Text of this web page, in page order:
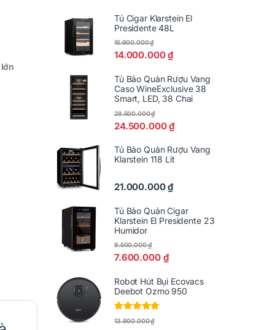
Tủ Cigar Klarstein El
Presidente 48L
14.000.000₫
15.900.000₫
Tủ Bảo Quản Rượu Vang
Caso WineExclusive 38
Smart, LED, 38 Chai
24.500.000₫
28.500.000₫
Tủ Bảo Quản Rượu Vang
Klarstein 118 Lít
21.000.000₫
Tủ Bảo Quản Cigar
Klarstein El Presidente 23
Humidor
7.600.000 ₫
8.500.000₫
Robot Hút Bụi Ecovacs
Deebot Ozmo 950
Được xếp
5
13.900.000₫